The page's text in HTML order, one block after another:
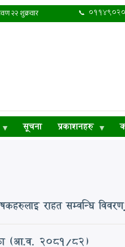
📞
सूचना प्रकाशनहरु
कृषकहरुलाइ राहत सम्वन्धि
(आ.व. 2081/82)